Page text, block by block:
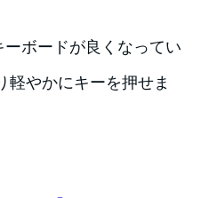
ボードが良くなってい
軽やかにキーを押せま